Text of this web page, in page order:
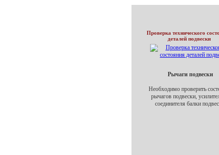
Проверка технического
деталей подвески
Рычаги подвески
Необходимо проверить
рычагов подвески,
соединителя балки